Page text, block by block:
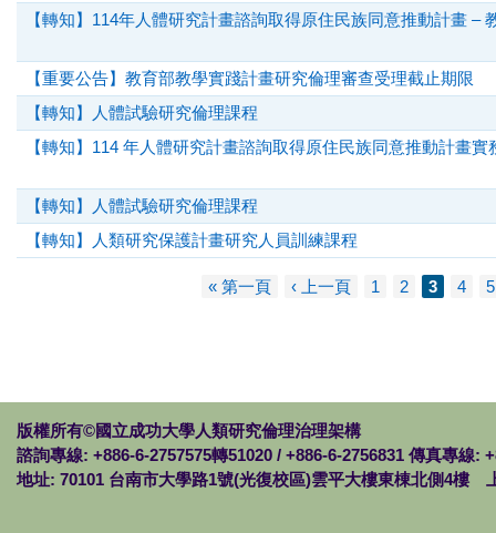
【轉知】114年人體研究計畫諮詢取得原住民族同意推動計畫 –
【重要公告】教育部教學實踐計畫研究倫理審查受理截止期限
【轉知】人體試驗研究倫理課程
【轉知】114 年人體研究計畫諮詢取得原住民族同意推動計畫實
【轉知】人體試驗研究倫理課程
【轉知】人類研究保護計畫研究人員訓練課程
« 第一頁 ‹ 上一頁 1 2 3 4 5
版權所有©國立成功大學人類研究倫理治理架構
諮詢專線: +886-6-2757575轉51020 / +886-6-2756831 傳真專
地址: 70101 台南市大學路1號(光復校區)雲平大樓東棟北側4樓